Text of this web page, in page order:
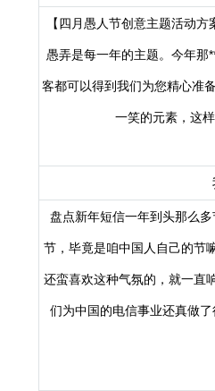
【四月愚人节创意主题活动
愚弄是每一年的主题。今年那
客都可以得到我们为您精心准
一笑的元素，这
盘点新年短信一年到头那么
节，毕竟是咱中国人自己的节
还蛮喜欢这种气氛的，就一直
们为中国的电信事业还真做